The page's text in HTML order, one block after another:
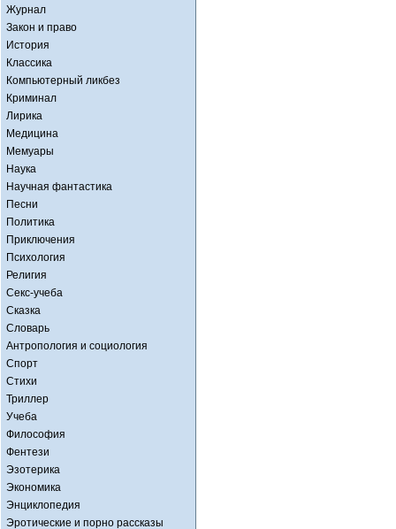
Журнал
Закон и право
История
Классика
Компьютерный ликбез
Криминал
Лирика
Медицина
Мемуары
Наука
Научная фантастика
Песни
Политика
Приключения
Психология
Религия
Секс-учеба
Сказка
Словарь
Антропология и социология
Спорт
Стихи
Триллер
Учеба
Философия
Фентези
Эзотерика
Экономика
Энциклопедия
Эротические и порно рассказы